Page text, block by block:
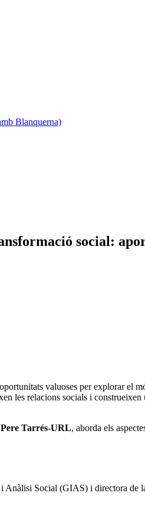
Blanquerna)
social:
valuoses per explorar el
les relacions socials i
Tarrés-URL, aborda els
Anàlisi Social (GIAS) i directora